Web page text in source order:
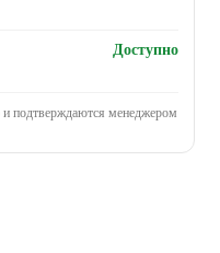
Доступно
и подтверждаются менеджером